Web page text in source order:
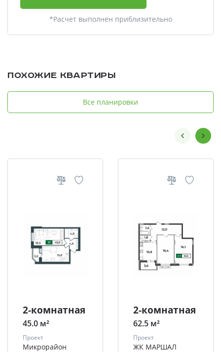
*Расчет выполнен приблизительно
Похожие квартиры
Все планировки
2-комнатная
45.0 м²
Проект
Микрорайон
2-комнатная
62.5 м²
Проект
ЖК МАРШАЛ